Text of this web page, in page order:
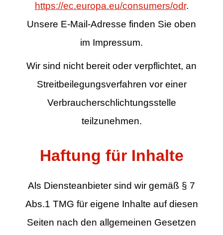
https://ec.europa.eu/consumers/odr.
Unsere E-Mail-Adresse finden Sie oben
im Impressum.
Wir sind nicht bereit oder verpflichtet, an
Streitbeilegungsverfahren vor einer
Verbraucherschlichtungsstelle
teilzunehmen.
Haftung für Inhalte
Als Diensteanbieter sind wir gemäß § 7
Abs.1 TMG für eigene Inhalte auf diesen
Seiten nach den allgemeinen Gesetzen